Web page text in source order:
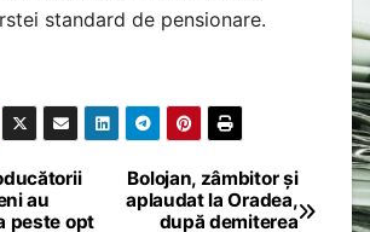
standard de pensionare.
Bolojan, zâmbitor și
aplaudat la Oradea,
după demiterea
au
peste opt